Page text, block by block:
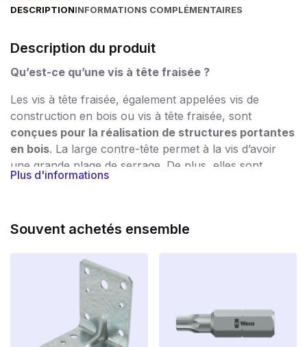
DESCRIPTIONINFORMATIONS COMPLÉMENTAIRES
Description du produit
Qu’est-ce qu’une vis à tête fraisée ?
Les vis à tête fraisée, également appelées vis de
construction en bois ou vis à tête fraisée, sont
conçues pour la réalisation de structures portantes
en bois. La large contre-tête permet à la vis d’avoir
une grande plage de serrage. De plus, elles sont
dotées d’un entraînement Torx, ce qui rend
Jusqu’où une vis doit-elle pénétrer dans le bois ?
matériau x 2,5. Ainsi, pour une planche de 10 mm,
vous avez besoin d’une vis de 25 mm de long. Si vous
suivez cette règle, vous pouvez au moins être sûr que
votre construction est solidement fixée.
Plus d'informations
Souvent achetés ensemble